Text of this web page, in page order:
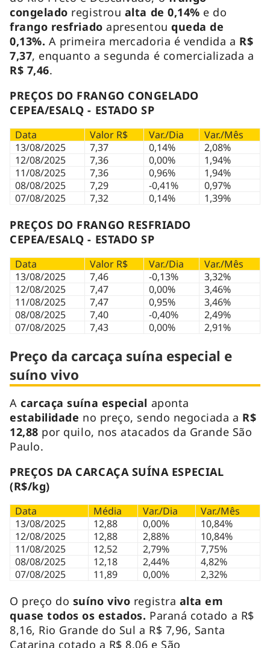
congelado registrou alta de 0,14% e do
frango resfriado apresentouqueda de
0,13%. A primeira mercadoria é vendida a R$
7,37, enquanto a segunda é comercializada a
R$ 7,46.
PREÇOS DO FRANGO CONGELADO
CEPEA/ESALQ - ESTADO SP
Data Valor R$ Var./Dia
Var./Mês
13/08/2025
7,37 0,14%
2,08%
12/08/2025
7,36 0,00%
1,94%
11/08/2025
7,36 0,96%
1,94%
08/08/2025
7,29 -0,41%
0,97%
07/08/2025
7,32 0,14% 1,39%
PREÇOS DO FRANGO RESFRIADO
CEPEA/ESALQ - ESTADO SP
Data Valor R$ Var./Dia
Var./Mês
13/08/2025
7,46 -0,13%
3,32%
12/08/2025
7,47 0,00%
3,46%
11/08/2025
7,47 0,95%
3,46%
08/08/2025
7,40 -0,40%
2,49%
07/08/2025
7,43 0,00% 2,91%
Preço da carcaça suína especial e
suíno vivo
Acarcaça suína especial aponta
estabilidade no preço, sendo negociada a R$
12,88 por quilo, nos atacados da Grande São
Paulo.
PREÇOS DA CARCAÇA SUÍNA ESPECIAL
(R$/kg)
Data Média Var./Dia
Var./Mês
13/08/2025
12,88 0,00%
10,84%
12/08/2025
12,88 2,88%
10,84%
11/08/2025
12,52 2,79%
7,75%
08/08/2025
12,18 2,44%
4,82%
07/08/2025
11,89 0,00% 2,32%
O preço do suíno vivo registra alta em
quase todos os estados. Paraná cotado a R$
8,16, Rio Grande do Sul a R$ 7,96, Santa
Catarina cotado a R$ 8,06 e São